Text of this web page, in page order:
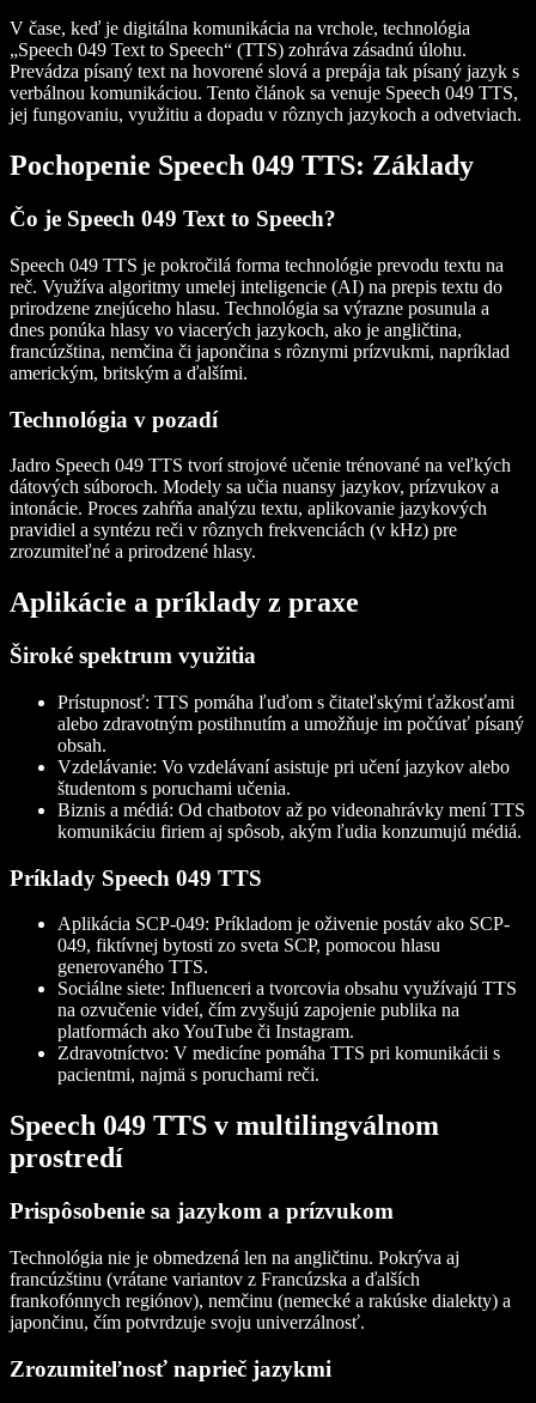
V čase, keď je digitálna komunikácia na vrchole, technológia
„Speech 049 Text to Speech“ (TTS) zohráva zásadnú úlohu.
Prevádza písaný text na hovorené slová a prepája tak písaný jazyk s
verbálnou komunikáciou. Tento článok sa venuje Speech 049 TTS,
jej fungovaniu, využitiu a dopadu v rôznych jazykoch a odvetviach.
Pochopenie Speech 049 TTS: Základy
Čo je Speech 049 Text to Speech?
Speech 049 TTS je pokročilá forma technológie prevodu textu na
reč. Využíva algoritmy umelej inteligencie (AI) na prepis textu do
prirodzene znejúceho hlasu. Technológia sa výrazne posunula a
dnes ponúka hlasy vo viacerých jazykoch, ako je angličtina,
francúzština, nemčina či japončina s rôznymi prízvukmi, napríklad
americkým, britským a ďalšími.
Technológia v pozadí
Jadro Speech 049 TTS tvorí strojové učenie trénované na veľkých
dátových súboroch. Modely sa učia nuansy jazykov, prízvukov a
intonácie. Proces zahŕňa analýzu textu, aplikovanie jazykových
pravidiel a syntézu reči v rôznych frekvenciách (v kHz) pre
zrozumiteľné a prirodzené hlasy.
Aplikácie a príklady z praxe
Široké spektrum využitia
Prístupnosť: TTS pomáha ľuďom s čitateľskými ťažkosťami
alebo zdravotným postihnutím a umožňuje im počúvať písaný
obsah.
Vzdelávanie: Vo vzdelávaní asistuje pri učení jazykov alebo
študentom s poruchami učenia.
Biznis a médiá: Od chatbotov až po videonahrávky mení TTS
komunikáciu firiem aj spôsob, akým ľudia konzumujú médiá.
Príklady Speech 049 TTS
Aplikácia SCP-049: Príkladom je oživenie postáv ako SCP-
049, fiktívnej bytosti zo sveta SCP, pomocou hlasu
generovaného TTS.
Sociálne siete: Influenceri a tvorcovia obsahu využívajú TTS
na ozvučenie videí, čím zvyšujú zapojenie publika na
platformách ako YouTube či Instagram.
Zdravotníctvo: V medicíne pomáha TTS pri komunikácii s
pacientmi, najmä s poruchami reči.
Speech 049 TTS v multilingválnom
prostredí
Prispôsobenie sa jazykom a prízvukom
Technológia nie je obmedzená len na angličtinu. Pokrýva aj
francúzštinu (vrátane variantov z Francúzska a ďalších
frankofónnych regiónov), nemčinu (nemecké a rakúske dialekty) a
japončinu, čím potvrdzuje svoju univerzálnosť.
Zrozumiteľnosť naprieč jazykmi